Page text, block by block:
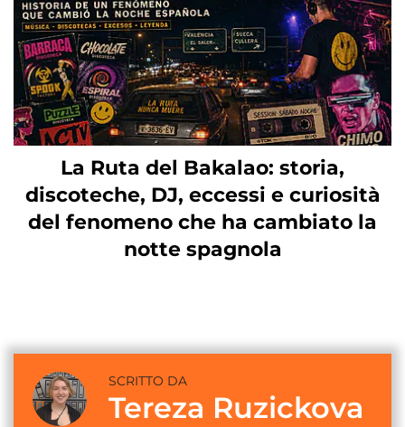
La Ruta del Bakalao: storia,
discoteche, DJ, eccessi e curiosità
del fenomeno che ha cambiato la
notte spagnola
SCRITTO DA
Tereza Ruzickova